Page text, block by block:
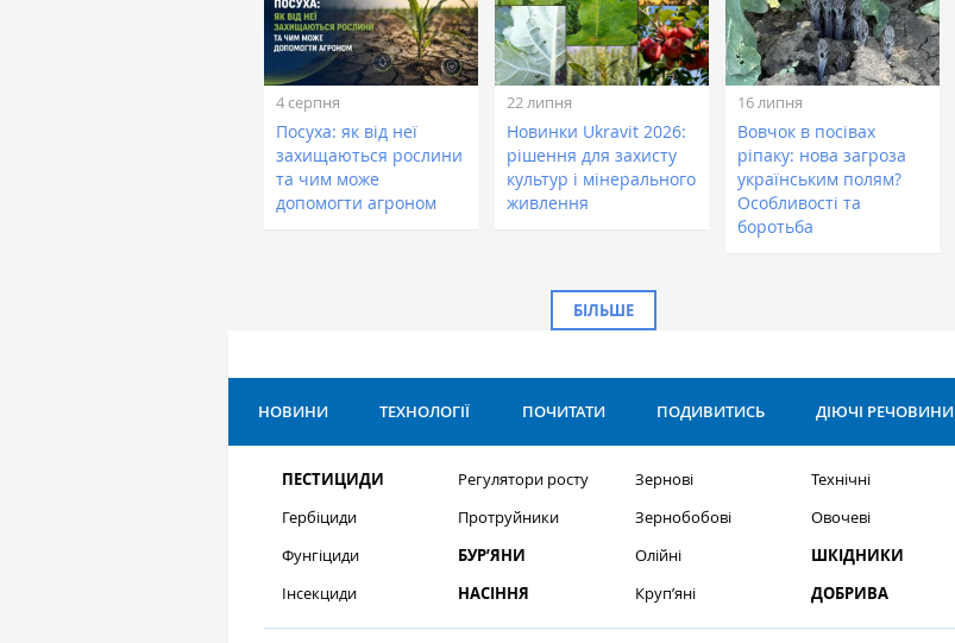
4 серпня
Посуха: як від неї
захищаються рослини
та чим може
допомогти агроном
22 липня
Новинки Ukravit 2026:
рішення для захисту
культур і мінерального
живлення
16 липня
Вовчок в посівах
ріпаку: нова загроза
українським полям?
Особливості та
боротьба
БІЛЬШЕ
НОВИНИ ТЕХНОЛОГІЇ ПОЧИТАТИ ПОДИВИТИСЬ ДІЮЧІ РЕЧОВИНИ
ПЕСТИЦИДИ
Гербіциди
Фунгіциди
Інсекциди
Регулятори росту
Протруйники
БУР’ЯНИ
НАСІННЯ
Зернові
Зернобобові
Олійні
Круп’яні
Технічні
Овочеві
ШКІДНИКИ
ДОБРИВА